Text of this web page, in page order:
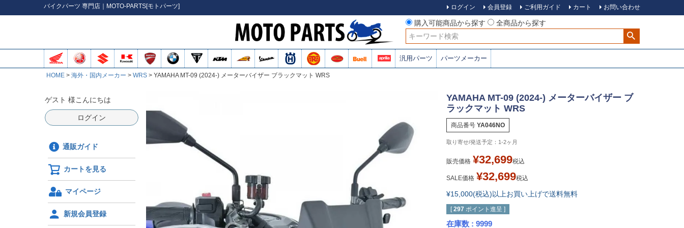
バイクパーツ 専門店｜MOTO-PARTS[モトパーツ] ログイン 会員登録 ご利用ガイド カート お問い合わせ
購入可能商品から探す
全商品から探す
検索
汎用パーツ パーツメーカー
HOME 海外・国内メーカー WRS YAMAHA MT-09 (2024-) メーターバイザー ブラックマット WRS
ゲスト 様こんにちは
ログイン
通販ガイド
カートを見る
マイページ
新規会員登録
YAMAHA MT-09 (2024-) メーターバイザー ブ
ラックマット WRS
商品番号 YA046NO
1-2ヶ月
販売価格 ¥32,699税込
SALE価格 ¥32,699税込
¥15,000(税込)以上お買い上げで送料無料
[ 297 ポイント進呈 ]
在庫数 9999